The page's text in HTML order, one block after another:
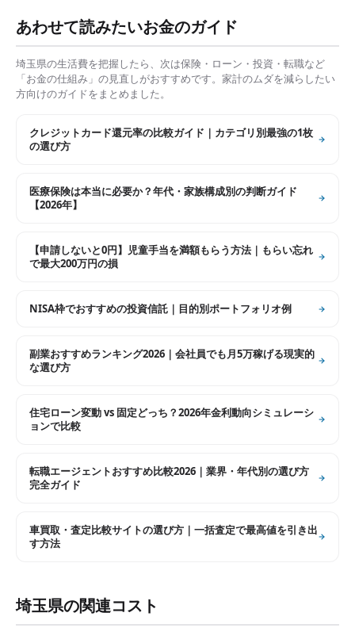
あわせて読みたいお金のガイド
埼玉県の生活費を把握したら、次は保険・ローン・投資・転職など
「お金の仕組み」の見直しがおすすめです。家計のムダを減らしたい
方向けのガイドをまとめました。
クレジットカード還元率の比較ガイド｜カテゴリ別最強の1枚
の選び方
医療保険は本当に必要か？年代・家族構成別の判断ガイド
【2026年】
【申請しないと0円】児童手当を満額もらう方法｜もらい忘れ
で最大200万円の損
NISA枠でおすすめの投資信託｜目的別ポートフォリオ例
副業おすすめランキング2026｜会社員でも月5万稼げる現実的
な選び方
住宅ローン変動 vs 固定どっち？2026年金利動向シミュレーシ
ョンで比較
転職エージェントおすすめ比較2026｜業界・年代別の選び方
完全ガイド
車買取・査定比較サイトの選び方｜一括査定で最高値を引き出
す方法
埼玉県の関連コスト